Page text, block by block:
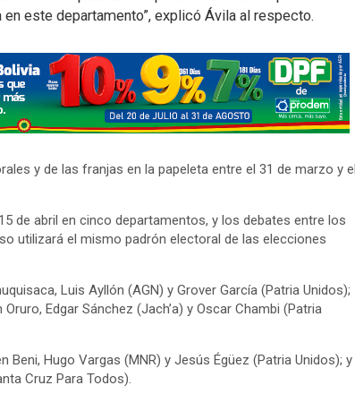
este departamento”, explicó Ávila al respecto.
y de las franjas en la papeleta entre el 31 de marzo y el
de abril en cinco departamentos, y los debates entre los
utilizará el mismo padrón electoral de las elecciones
Luis Ayllón (AGN) y Grover García (Patria Unidos);
Edgar Sánchez (Jach’a) y Oscar Chambi (Patria
Beni, Hugo Vargas (MNR) y Jesús Égüez (Patria Unidos); y
Cruz Para Todos).